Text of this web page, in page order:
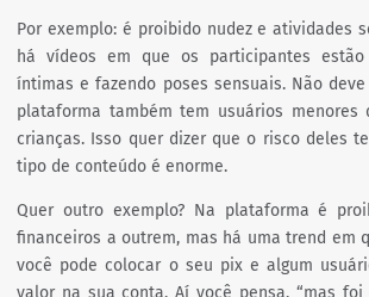
Por exemplo: é proibido nudez e atividades
há vídeos em que os participantes
íntimas e fazendo poses sensuais. Não
plataforma também tem usuários menores
crianças. Isso quer dizer que o risco deles
tipo de conteúdo é enorme.
Quer outro exemplo? Na plataforma é
financeiros a outrem, mas há uma trend em
você pode colocar o seu pix e algum
valor na sua conta. Aí você pensa, “mas foi